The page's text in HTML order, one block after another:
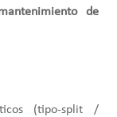
de
(tipo-split /